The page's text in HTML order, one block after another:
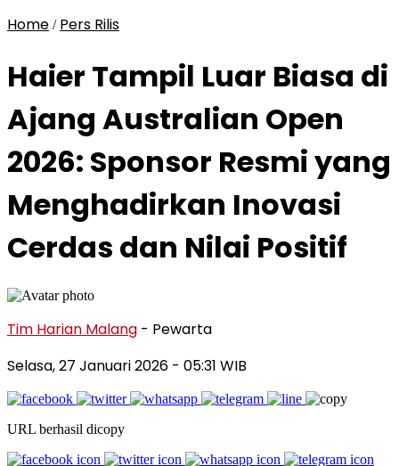
Home / Pers Rilis
Haier Tampil Luar Biasa di
Ajang Australian Open
2026: Sponsor Resmi yang
Menghadirkan Inovasi
Cerdas dan Nilai Positif
Tim Harian Malang - Pewarta
Selasa, 27 Januari 2026 - 05:31 WIB
URL berhasil dicopy